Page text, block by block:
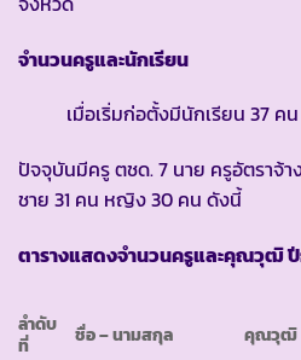
จำนวนครูและนักเรียน
เมื่อเริ่มก่อตั้งมีนักเรียน 37 คน
ปัจจุบันมีครู ตชด. 7 นาย ครูอัตราจ้า
ชาย 31 คน หญิง 30 คน ดังนี้
ตารางแสดงจำนวนครูและคุณวุฒิ
ลำดับ
ที่
ชื่อ – นามสกุล คุณวุฒิ